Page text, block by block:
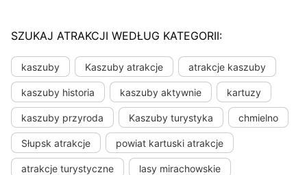
SZUKAJ ATRAKCJI WEDŁUG KATEGORII:
kaszuby Kaszuby atrakcje atrakcje kaszuby
kaszuby historia kaszuby aktywnie kartuzy
kaszuby przyroda Kaszuby turystyka chmielno
Słupsk atrakcje powiat kartuski atrakcje
atrakcje turystyczne lasy mirachowskie